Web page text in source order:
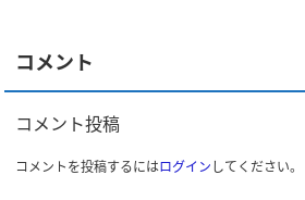
コメント
コメント投稿
コメントを投稿するにはログインしてください。